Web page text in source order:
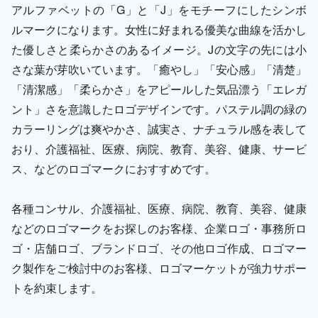
アルファベットの「G」と「J」をモチーフにしたシンボ
ルマークになります。女性に好まれる優美な曲線を活かし
た優しさと柔らかさのあるイメージ。Jの文字の先には小
さな葉が芽吹いています。「癒やし」「安心感」「清楚」
「清潔感」「柔らかさ」をアピールした気品漂う「エレガ
ント」さを意識したロゴデザインです。パステル調の緑の
カラーリングは爽やかさ、誠実さ、ナチュラル感を表して
おり、介護福祉、医療、病院、教育、美容、健康、サービ
ス、などのロゴマークにおすすめです。
各種コンサル、介護福祉、医療、病院、教育、美容、健康
などのロゴマークをお探しのお客様、企業ロゴ・事務所ロ
ゴ・店舗ロゴ、ブランドロゴ、その他ロゴ作成、ロゴマー
ク製作をご検討中のお客様、ロゴマーケットが強力サポー
トを約束します。